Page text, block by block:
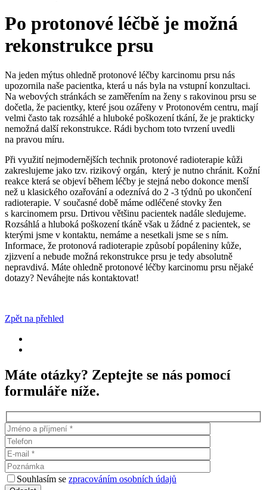
Po protonové léčbě je možná
rekonstrukce prsu
Na jeden mýtus ohledně protonové léčby karcinomu prsu nás
upozornila naše pacientka, která u nás byla na vstupní konzultaci.
Na webových stránkách se zaměřením na ženy s rakovinou prsu se
dočetla, že pacientky, které jsou ozářeny v Protonovém centru, mají
velmi často tak rozsáhlé a hluboké poškození tkání, že je prakticky
nemožná další rekonstrukce. Rádi bychom toto tvrzení uvedli
na pravou míru.
Při využití nejmodernějších technik protonové radioterapie kůži
zakreslujeme jako tzv. rizikový orgán, který je nutno chránit. Kožní
reakce která se objeví během léčby je stejná nebo dokonce menší
než u klasického ozařování a odeznívá do 2 -3 týdnů po ukončení
radioterapie. V současné době máme odléčené stovky žen
s karcinomem prsu. Drtivou většinu pacientek nadále sledujeme.
Rozsáhlá a hluboká poškození tkáně však u žádné z pacientek, se
kterými jsme v kontaktu, nemáme a nesetkali jsme se s ním.
Informace, že protonová radioterapie způsobí popáleniny kůže,
zjizvení a nebude možná rekonstrukce prsu je tedy absolutně
nepravdivá. Máte ohledně protonové léčby karcinomu prsu nějaké
dotazy? Neváhejte nás kontaktovat!
Zpět na přehled
Máte otázky? Zeptejte se nás pomocí
formuláře níže.
Souhlasím se zpracováním osobních údajů